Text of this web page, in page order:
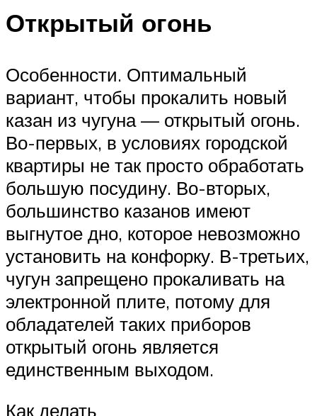
Открытый огонь
Особенности. Оптимальный
вариант, чтобы прокалить новый
казан из чугуна — открытый огонь.
Во-первых, в условиях городской
квартиры не так просто обработать
большую посудину. Во-вторых,
большинство казанов имеют
выгнутое дно, которое невозможно
установить на конфорку. В-третьих,
чугун запрещено прокаливать на
электронной плите, потому для
обладателей таких приборов
открытый огонь является
единственным выходом.
Как делать